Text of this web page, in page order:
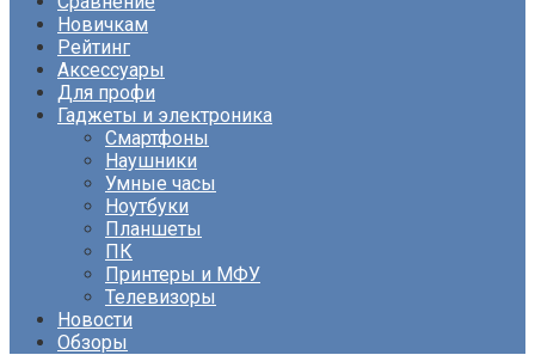
Новичкам
Рейтинг
Аксессуары
Для профи
Гаджеты и электроника
Смартфоны
Наушники
Умные часы
Ноутбуки
Планшеты
ПК
Принтеры и МФУ
Телевизоры
Новости
Обзоры